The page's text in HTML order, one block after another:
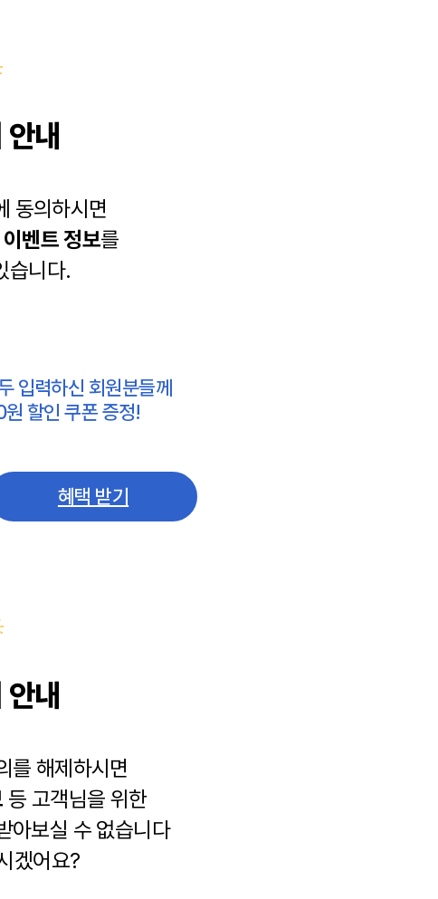
내
동의하시면
이벤트 정보를
습니다.
입력하신 회원분들께
할인 쿠폰 증정!
혜택 받기
내
를 해제하시면
등 고객님을 위한
아보실 수 없습니다
겠어요?